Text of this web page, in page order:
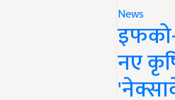
News
नए